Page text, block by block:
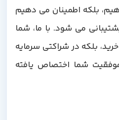
بلکه اطمینان می دهیم
می شود. با ما، شما
در شراکتی سرمایه
شما اختصاص یافته